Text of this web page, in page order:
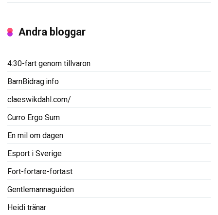
Andra bloggar
4:30-fart genom tillvaron
BarnBidrag.info
claeswikdahl.com/
Curro Ergo Sum
En mil om dagen
Esport i Sverige
Fort-fortare-fortast
Gentlemannaguiden
Heidi tränar